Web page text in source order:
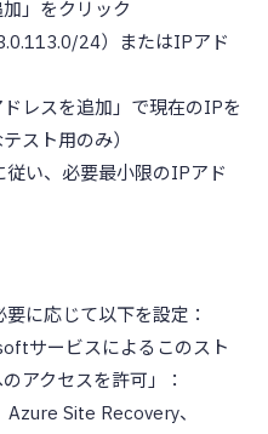
加」をクリック
24）またはIPアド
ドレスを追加」で現在のIPを
スト用のみ）
い、必要最小限のIPアド
要に応じて以下を設定：
サービスによるこのスト
アクセスを許可」：
Site Recovery、